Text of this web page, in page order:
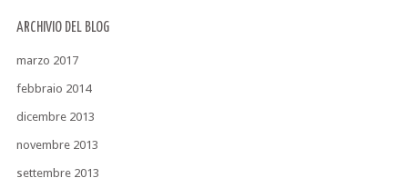
ARCHIVIO DEL BLOG
marzo 2017
febbraio 2014
dicembre 2013
novembre 2013
settembre 2013